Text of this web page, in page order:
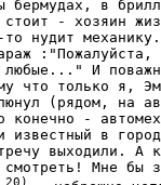
бермудах, в
- хозяин
то нудит
:"Пожалуйста,
И
что только я,
(рядом, на
конечно -
известный в
выходили. А
Мне бы